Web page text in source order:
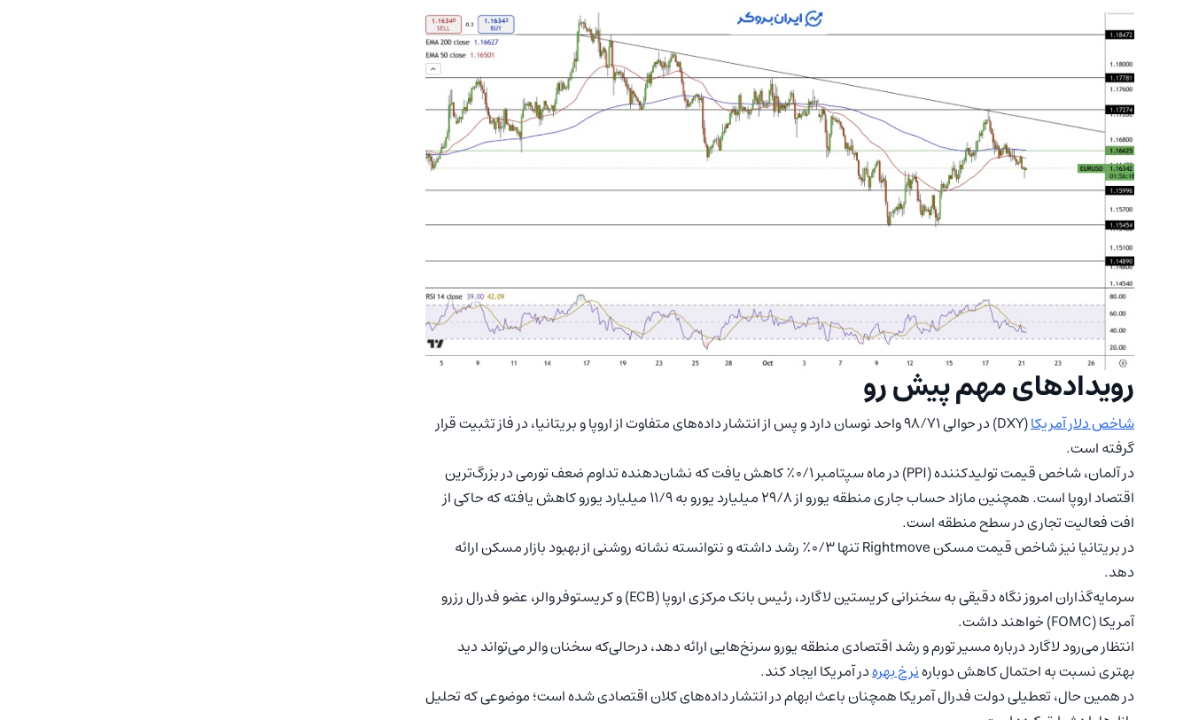
رویدادهای مهم پیش رو
شاخص دلار آمریکا
(DXY) در حوالی ۹۸/۷۱ واحد نوسان دارد و پس از انتشار داده‌های متفاوت از اروپا و بریتانیا، در فاز تثبیت قرار
گرفته است.
در آلمان، شاخص قیمت تولیدکننده (PPI) در ماه سپتامبر ۰/۱٪ کاهش یافت که نشان‌دهنده تداوم ضعف تورمی در بزرگ‌ترین
اقتصاد اروپا است. همچنین مازاد حساب جاری منطقه یورو از ۲۹/۸ میلیارد یورو به ۱۱/۹ میلیارد یورو کاهش یافته که حاکی از
افت فعالیت تجاری در سطح منطقه است.
در بریتانیا نیز شاخص قیمت مسکن Rightmove تنها ۰/۳٪ رشد داشته و نتوانسته نشانه روشنی از بهبود بازار مسکن ارائه
دهد.
سرمایه‌گذاران امروز نگاه دقیقی به سخنرانی کریستین لاگارد، رئیس بانک مرکزی اروپا (ECB) و کریستوفر والر، عضو فدرال رزرو
آمریکا (FOMC) خواهند داشت.
انتظار می‌رود لاگارد درباره مسیر تورم و رشد اقتصادی منطقه یورو سرنخ‌هایی ارائه دهد، درحالی‌که سخنان والر می‌تواند دید
بهتری نسبت به احتمال کاهش دوبارهنرخ بهرهدر آمریکا ایجاد کند.
در همین حال، تعطیلی دولت فدرال آمریکا همچنان باعث ابهام در انتشار داده‌های کلان اقتصادی شده است؛ موضوعی که تحلیل